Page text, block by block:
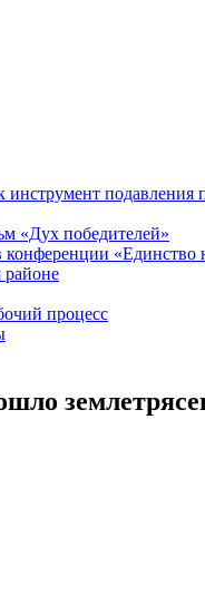
инструмент подавления
«Дух победителей»
конференции
районе
процесс